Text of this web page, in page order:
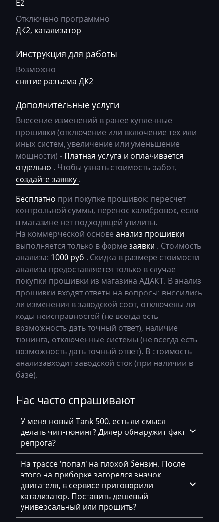
BMW
BobCat
Buhler
BYD
Cadillac
Camc
Case
Caterpillar
CFMoto
Challenger
Changan
Changhe
Chery
Chevrolet
Chrysler
Citroen
Claas
CMI
Comacchio
Cupra
Dacia
Daewoo
DAF
Daihatsu
Dammann
Derways
Bosch EDC17U05
Bosch M3.8.x (M5.9.2)
Bosch MD1CP004
BOSCH MD1CS004
Bosch ME(D)7.5.x
Bosch ME17.5.6
Bosch MED(C)17.1-17.5.21
Bosch MED17.1.27
Bosch MED17.1.61(62)
Bosch MED17.5.2
Bosch MED17.5.25
Bosch MED17.5.26
Bosch MED9.1.x
Bosch MED9.5.x
BOSCH MG1CA811
Bosch MG1CS001
Delphi DCM3.7
Delphi DCM6.2
DSG Temic
Siemens PCR2.1
Siemens PPD1.1-1.5
Simos 10xx
Simos 11xx
Simos 12xx
E2
Отключено программно
ДК2, катализатор
Инструкция для работы
Возможно
снятие разъема ДК2
Дополнительные услуги
Внесение изменений в ранее купленные
прошивки (отключение или включение тех или
иных систем, увеличение или уменьшение
мощности) - Платная услуга и оплачивается
отдельно . Чтобы узнать стоимость работ,
создайте заявку .
Бесплатно при покупке прошивок: пересчет
контрольной суммы, перенос калибровок, если
в магазине нет подходящей утилиты.
На коммерческой основе анализ прошивки
выполняется только в форме заявки . Стоимость
анализа: 1000 руб . Скидка в размере стоимости
анализа предоставляется только в случае
покупки прошивки из магазина АДАКТ. В анализ
прошивки входят ответы на вопросы: вносились
ли изменения в заводской софт, отключены ли
коды неисправностей (не всегда есть
возможность дать точный ответ), наличие
тюнинга, отключенные системы (не всегда есть
возможность дать точный ответ). В стоимость
анализавходит заводской сток (при наличии в
базе).
Нас часто спрашивают
У меня новый Tank 500, есть ли смысл
делать чип-тюнинг? Дилер обнаружит факт
репрога?
На трассе 'попал' на плохой бензин. После
этого на приборке загорелся значок
двигателя, в сервисе приговорили
катализатор. Поставить дешевый
универсальный или прошить?